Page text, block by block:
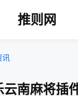
推则网
南麻将插